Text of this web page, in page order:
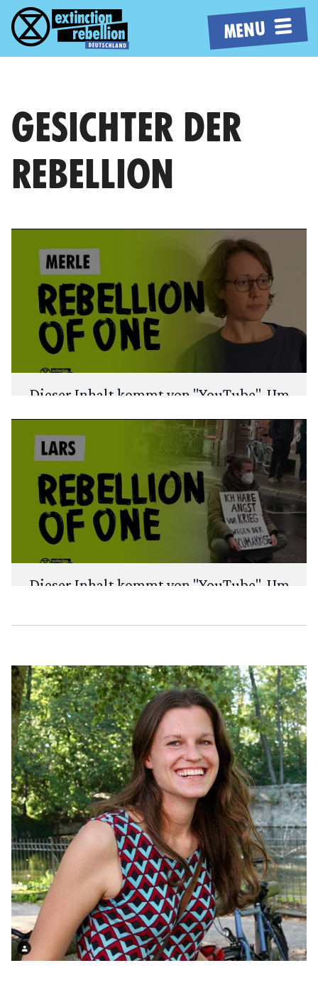
MENU
GESICHTER DER
REBELLION
Dieser Inhalt kommt von "YouTube". Um
deine Privatsphäre zu schützen, fragen
wir zuerst: Möchtest du den Inhalt laden?
ANSEHEN IMMER LADEN
Dieser Inhalt kommt von "YouTube". Um
wir zuerst: Möchtest du den Inhalt laden?
ANSEHEN IMMER LADEN